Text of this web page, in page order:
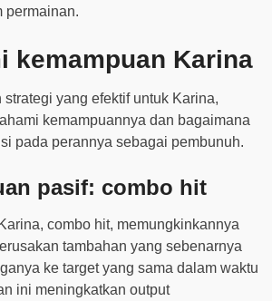
permainan.
kemampuan Karina
strategi yang efektif untuk Karina,
kemampuannya dan bagaimana
pada perannya sebagai pembunuh.
pasif: combo hit
combo hit, memungkinkannya
tambahan yang sebenarnya
ke target yang sama dalam waktu
ini meningkatkan output